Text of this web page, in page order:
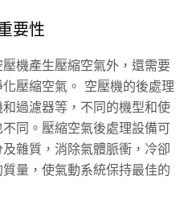
要性
機產生壓縮空氣外，還需要
壓縮空氣。 空壓機的後處理
過濾器等，不同的機型和使
同。壓縮空氣後處理設備可
雜質，消除氣體脈衝，冷卻
量，使氣動系統保持最佳的